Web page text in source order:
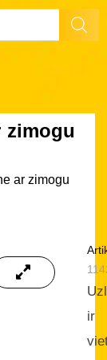
zimogu
ar zimogu
ir